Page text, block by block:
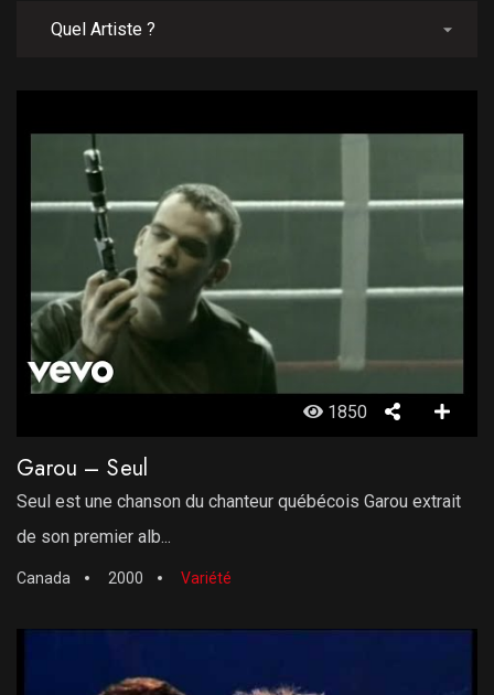
1850
Garou – Seul
Seul est une chanson du chanteur québécois Garou extrait
de son premier alb...
Canada 2000 Variété